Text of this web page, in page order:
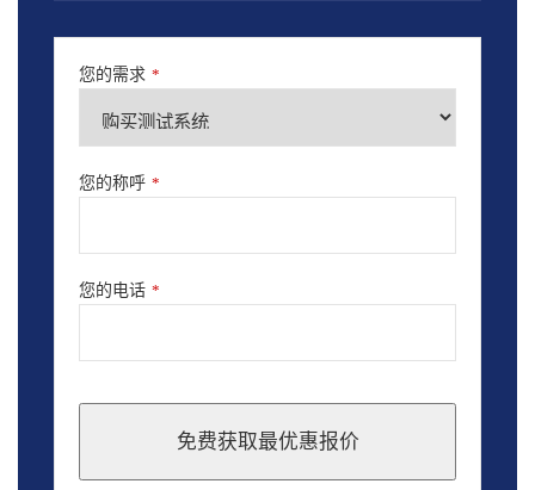
您的需求 *
您的称呼 *
您的电话 *
免费获取最优惠报价